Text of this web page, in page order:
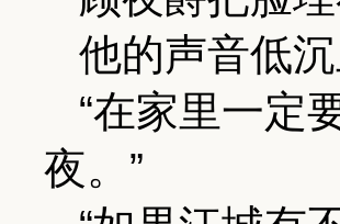
他的声音低
“在家里一定
夜。”